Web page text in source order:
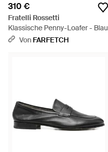
310 €
Fratelli Rossetti
Klassische Penny-Loafer - Blau
Von FARFETCH